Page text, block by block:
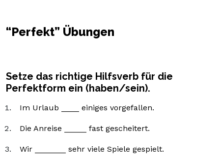
“Perfekt” Übungen
Setze das richtige Hilfsverb für die
Perfektform ein (haben/sein).
Im Urlaub ____ einiges vorgefallen.
Die Anreise _____ fast gescheitert.
Wir _______ sehr viele Spiele gespielt.